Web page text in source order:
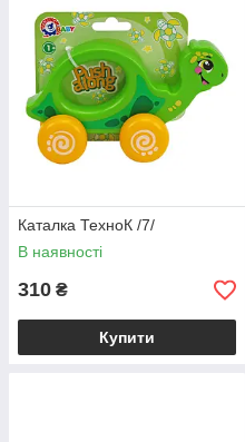
Каталка ТехноК /7/
В наявності
310 ₴
Купити